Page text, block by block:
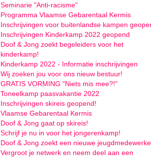
Seminarie "Anti-racisme"
Programma Vlaamse Gebarentaal Kermis
Inschrijvingen voor buitenlandse kampen
Inschrijvingen Kinderkamp 2022 geopend
Doof & Jong zoekt begeleiders voor het
kinderkamp!
Kinderkamp 2022 - Informatie inschrijvingen
Wij zoeken jou voor ons nieuw bestuur!
GRATIS VORMING "Niets mis mee?!"
Toneelkamp paasvakantie 2022
Inschrijvingen skireis geopend!
Vlaamse Gebarentaal Kermis
Doof & Jong gaat op skireis!
Schrijf je nu in voor het jongerenkamp!
Doof & Jong zoekt een nieuwe
Vergroot je netwerk en neem deel aan een